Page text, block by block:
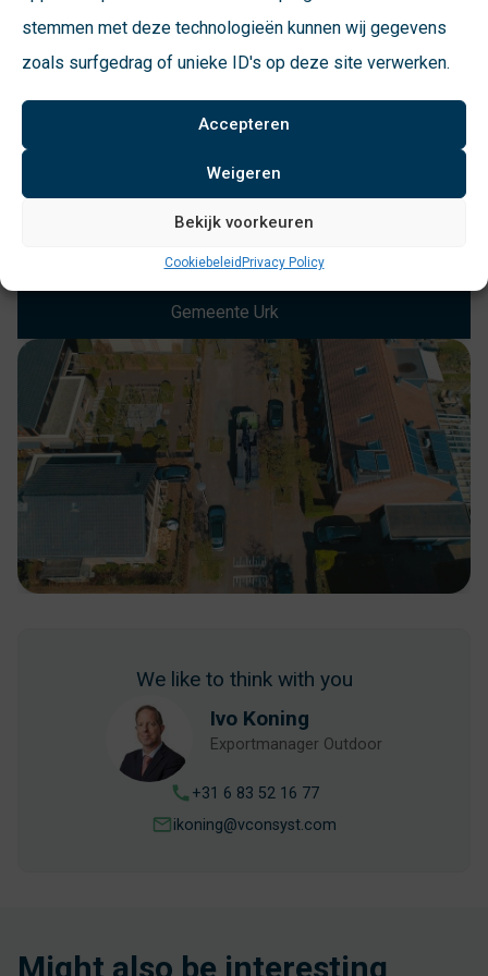
stemmen met deze technologieën kunnen wij gegevens
zoals surfgedrag of unieke ID's op deze site verwerken.
Accepteren
Weigeren
Bekijk voorkeuren
CookiebeleidPrivacy Policy
hebben een fijne relatie met de goede
dikke tien voor VConsyst!
Gemeente Urk
We like to think with you
Ivo Koning
Exportmanager Outdoor
+31 6 83 52 16 77
ikoning@vconsyst.com
Might also be interesting